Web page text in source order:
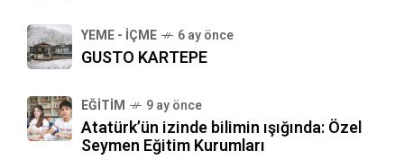
YEME - İÇME 6 ay önce
GUSTO KARTEPE
EĞITIM 9 ay önce
Atatürk’ün izinde bilimin ışığında: Özel
Seymen Eğitim Kurumları